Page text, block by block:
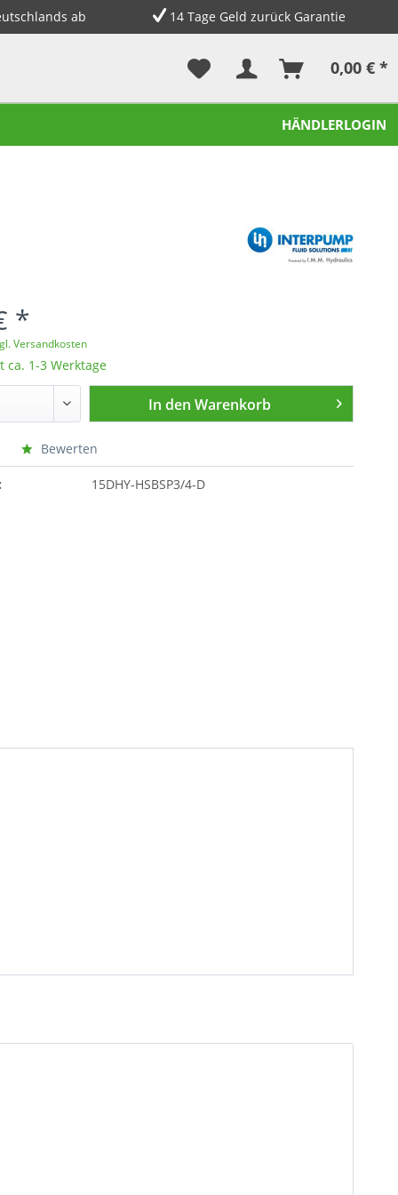
ab 14 Tage Geld zurück Garantie
0,00 € *
HÄNDLERLOGIN
*
Versandkosten
ca. 1-3 Werktage
In den Warenkorb
Bewerten
15DHY-HSBSP3/4-D